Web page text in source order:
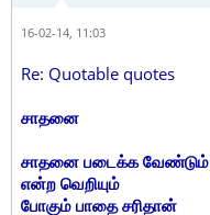
16-02-14, 11:03
Re: Quotable quotes
சாதனை
சாதனை படைக்க வேண்டும்
என்ற வெறியும்
போகும் பாதை சரிதான்